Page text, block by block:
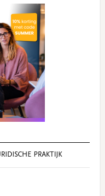
PRAKTIJK